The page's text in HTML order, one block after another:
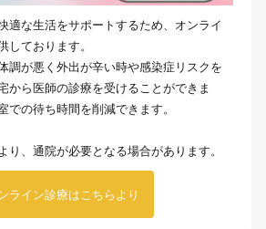
適な生活をサポートするため、オンライ
しております。
調が悪く外出が辛い時や感染症リスクを
から医師の診療を受けることができま
での待ち時間を削減できます。
、通院が必要となる場合があります。
ライン診療はこちらより